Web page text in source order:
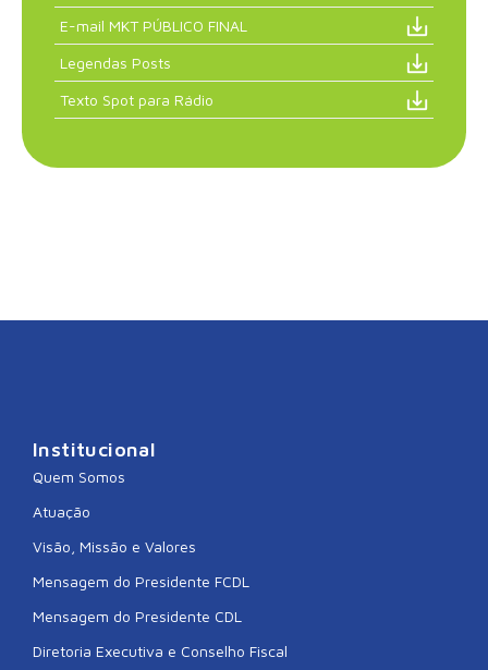
E-mail MKT PÚBLICO FINAL
Legendas Posts
Texto Spot para Rádio
Institucional
Quem Somos
Atuação
Visão, Missão e Valores
Mensagem do Presidente FCDL
Mensagem do Presidente CDL
Diretoria Executiva e Conselho Fiscal